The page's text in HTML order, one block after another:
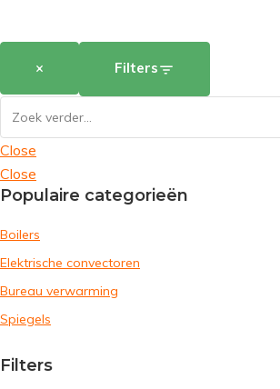
× Filters
Close
Close
Populaire categorieën
Boilers
Elektrische convectoren
Bureau verwarming
Spiegels
Filters